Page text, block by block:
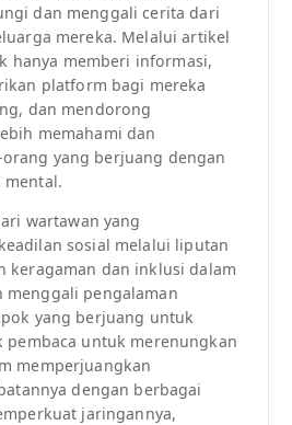
dan menggali cerita dari
mereka. Melalui artikel
hanya memberi informasi,
platform bagi mereka
dan mendorong
memahami dan
yang berjuang dengan
mental.
wartawan yang
sosial melalui liputan
keragaman dan inklusi dalam
menggali pengalaman
yang berjuang untuk
pembaca untuk merenungkan
memperjuangkan
dengan berbagai
jaringannya,